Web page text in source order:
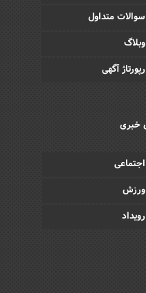
سوالات متداول
وبلاگ
رپورتاژ آگهی
خبری
اجتماعی
ورزش
رویداد